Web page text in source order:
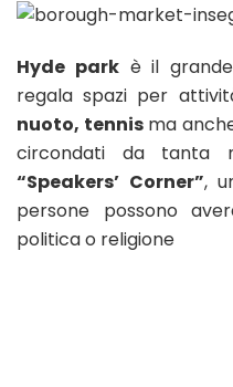
Hyde parkè il grande
regala spazi per
nuoto, tennisma
circondati da tanta
“Speakers’ Corner”,
persone possono
politica o religione